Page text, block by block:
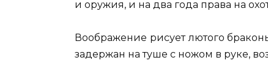
и оружия, и на два года права на
Воображение рисует лютого
задержан на туше с ножом в руке,